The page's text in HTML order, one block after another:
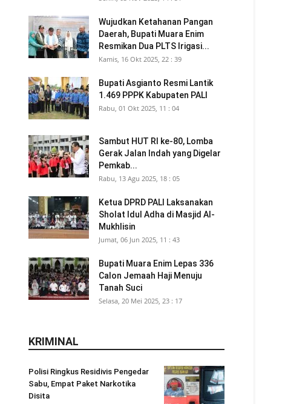
Wujudkan Ketahanan Pangan
Daerah, Bupati Muara Enim
Resmikan Dua PLTS Irigasi...
Kamis, 16 Okt 2025, 22 : 39
Bupati Asgianto Resmi Lantik
1.469 PPPK Kabupaten PALI
Rabu, 01 Okt 2025, 11 : 04
Sambut HUT RI ke-80, Lomba
Gerak Jalan Indah yang Digelar
Pemkab...
Rabu, 13 Agu 2025, 18 : 05
Ketua DPRD PALI Laksanakan
Sholat Idul Adha di Masjid Al-
Mukhlisin
Jumat, 06 Jun 2025, 11 : 43
Bupati Muara Enim Lepas 336
Calon Jemaah Haji Menuju
Tanah Suci
Selasa, 20 Mei 2025, 23 : 17
KRIMINAL
Polisi Ringkus Residivis Pengedar
Sabu, Empat Paket Narkotika
Disita